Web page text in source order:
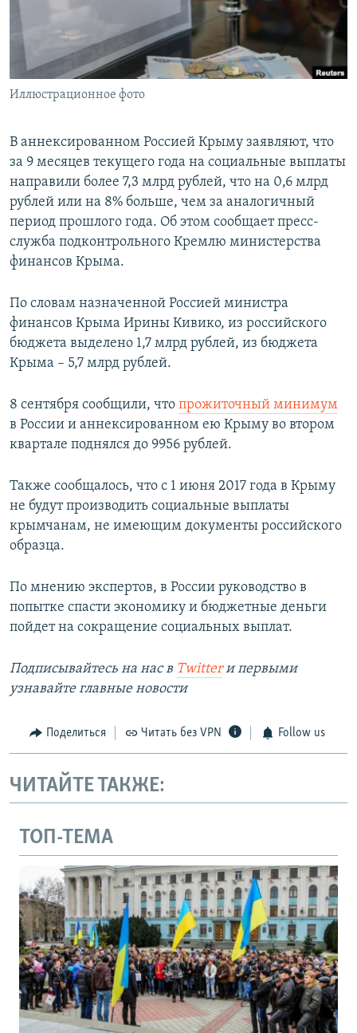
КРЫМ.НЕПОКОРЕННЫЙ
ELIFBE
УКРАИНСКАЯ ПРОБЛЕМА КРЫМА
Иллюстрационное фото
В аннексированном Россией Крыму заявляют, что
за 9 месяцев текущего года на социальные выплаты
направили более 7,3 млрд рублей, что на 0,6 млрд
рублей или на 8% больше, чем за аналогичный
период прошлого года. Об этом сообщает пресс-
служба подконтрольного Кремлю министерства
финансов Крыма.
По словам назначенной Россией министра
финансов Крыма Ирины Кивико, из российского
бюджета выделено 1,7 млрд рублей, из бюджета
Крыма – 5,7 млрд рублей.
8 сентября сообщили, что прожиточный минимум
в России и аннексированном ею Крыму во втором
квартале поднялся до 9956 рублей.
Также сообщалось, что с 1 июня 2017 года в Крыму
не будут производить социальные выплаты
крымчанам, не имеющим документы российского
образца.
По мнению экспертов, в России руководство в
попытке спасти экономику и бюджетные деньги
пойдет на сокращение социальных выплат.
Подписывайтесь на наc в Twitterи первыми
узнавайте главные новости
Поделиться Читать без VPN Follow us
ЧИТАЙТЕ ТАКЖЕ:
ТОП-ТЕМА